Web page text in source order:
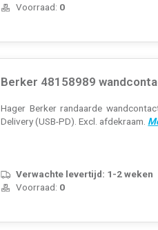
Voorraad: 0
Berker 48158989
Hager Berker randaarde
Delivery (USB-PD). Excl. afdekraam.
Verwachte levertijd: 1-2 weken
Voorraad: 0